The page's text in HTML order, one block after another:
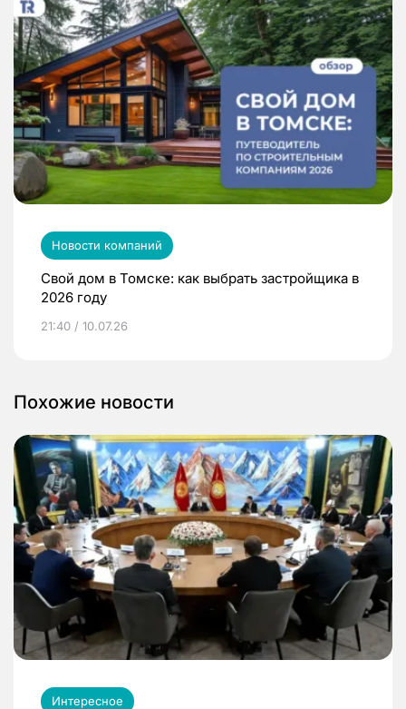
Новости компаний
Свой дом в Томске: как выбрать застройщика в
2026 году
21:40 / 10.07.26
Похожие новости
Интересное